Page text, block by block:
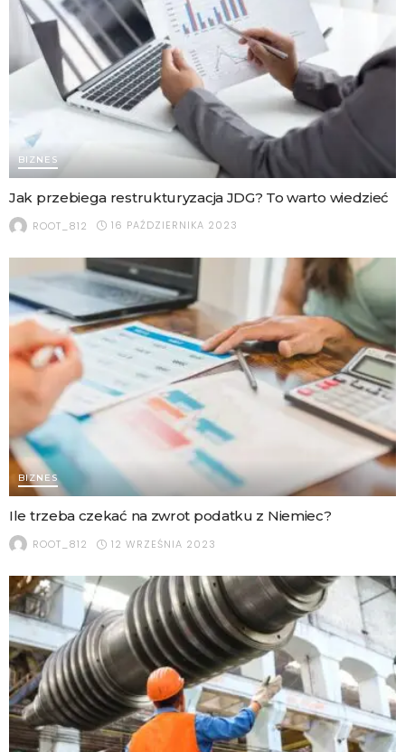
BIZNES
Jak przebiega restrukturyzacja JDG? To warto wiedzieć
ROOT_812 16 PAŹDZIERNIKA 2023
BIZNES
Ile trzeba czekać na zwrot podatku z Niemiec?
ROOT_812 12 WRZEŚNIA 2023